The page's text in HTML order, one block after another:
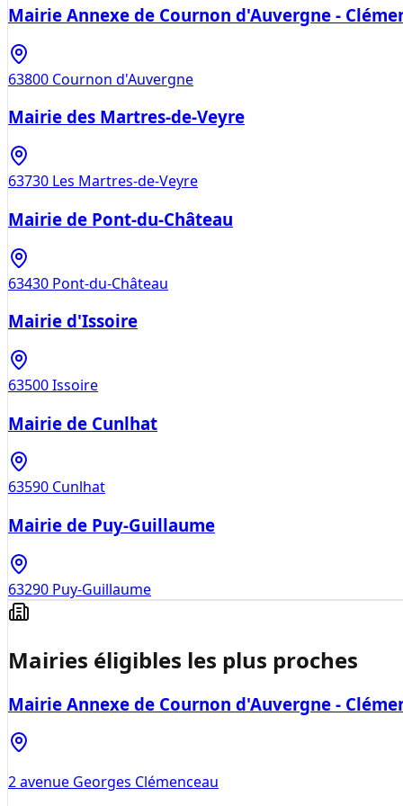
Mairie Annexe de Cournon d'Auvergne -
63800 Cournon d'Auvergne
Mairie des Martres-de-Veyre
63730 Les Martres-de-Veyre
Mairie de Pont-du-Château
63430 Pont-du-Château
Mairie d'Issoire
63500Issoire
Mairie de Cunlhat
63590 Cunlhat
Mairie de Puy-Guillaume
63290 Puy-Guillaume
Mairies éligibles les plus proches
Mairie Annexe de Cournon d'Auvergne -
2 avenue Georges Clémenceau